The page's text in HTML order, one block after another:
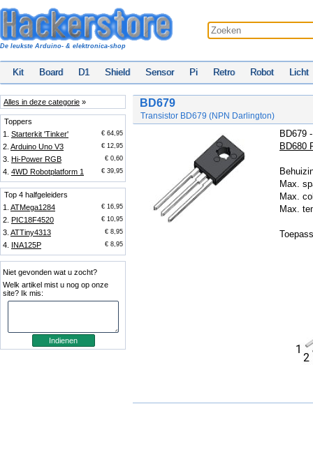
De leukste Arduino- & elektronica-shop
Kit Board D1 Shield Sensor Pi Retro Robot Licht
Alles in deze categorie »
Toppers
1. Starterkit 'Tinker' € 64,95
2. Arduino Uno V3 € 12,95
3. Hi-Power RGB € 0,60
4. 4WD Robotplatform 1 € 39,95
Top 4 halfgeleiders
1. ATMega1284 € 16,95
2. PIC18F4520 € 10,95
3. ATTiny4313 € 8,95
4. INA125P € 8,95
Niet gevonden wat u zocht?
Welk artikel mist u nog op onze
site? Ik mis:
BD679
Transistor BD679 (NPN Darlington)
BD679
BD680
Max.
Max.
Max.